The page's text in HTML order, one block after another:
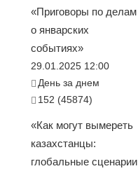
«Приговоры по делам
о январских
событиях»
29.01.2025 12:00
День за днем
152 (45874)
«Как могут вымереть
казахстанцы:
глобальные сценарии